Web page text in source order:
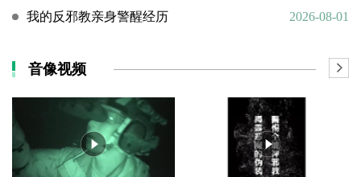
我的反邪教亲身警醒经历
2026-08-01
音像视频